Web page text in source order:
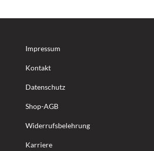
Impressum
Kontakt
Datenschutz
Shop-AGB
Widerrufsbelehrung
Karriere